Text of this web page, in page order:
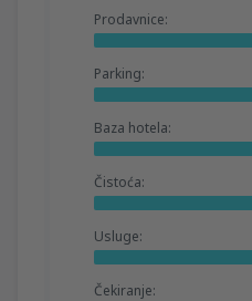
Prodavnice:
Parking:
Baza hotela:
Čistoća:
Usluge:
Čekiranje: